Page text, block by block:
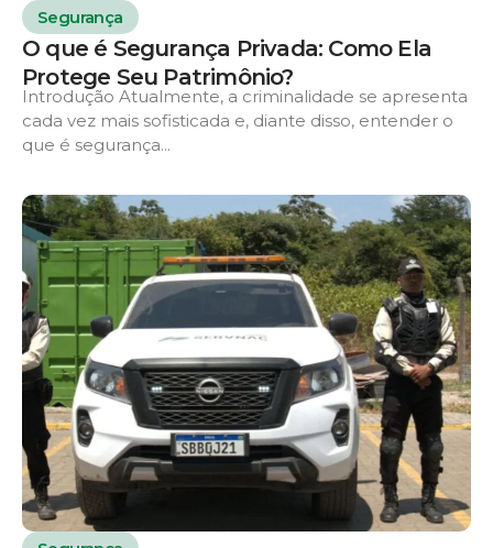
Segurança
O que é Segurança Privada: Como Ela
Protege Seu Patrimônio?
Introdução Atualmente, a criminalidade se apresenta
cada vez mais sofisticada e, diante disso, entender o
que é segurança...